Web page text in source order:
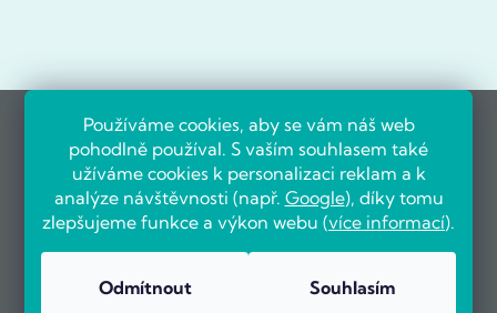
Používáme cookies, aby se vám náš web
pohodlně používal. S vaším souhlasem také
užíváme cookies k personalizaci reklam a k
analýze návštěvnosti (např. Google), díky tomu
zlepšujeme funkce a výkon webu (více informací).
Odmítnout Souhlasím